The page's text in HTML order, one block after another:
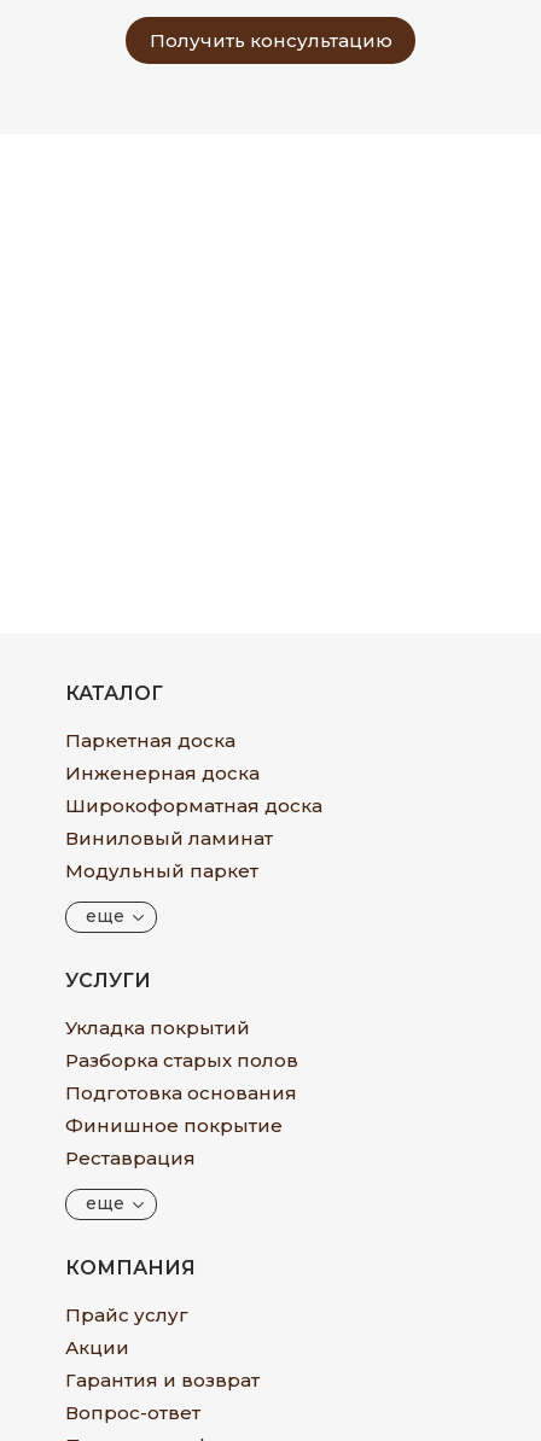
Получить консультацию
КАТАЛОГ
Паркетная доска
Инженерная доска
Широкоформатная доска
Виниловый ламинат
Модульный паркет
еще
УСЛУГИ
Укладка покрытий
Разборка старых полов
Подготовка основания
Финишное покрытие
Реставрация
еще
КОМПАНИЯ
Прайс услуг
Акции
Гарантия и возврат
Вопрос-ответ